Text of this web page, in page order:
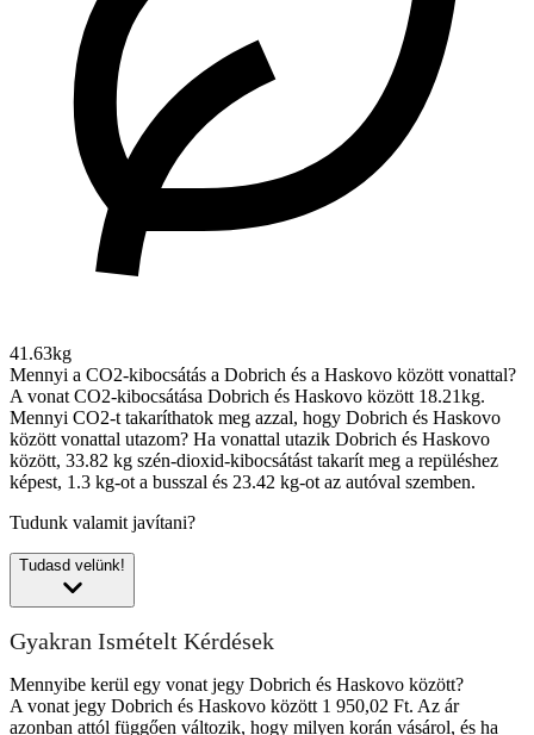
41.63kg
Mennyi a CO2-kibocsátás a Dobrich és a Haskovo között vonattal?
A vonat CO2-kibocsátása Dobrich és Haskovo között 18.21kg.
Mennyi CO2-t takaríthatok meg azzal, hogy Dobrich és Haskovo
között vonattal utazom? Ha vonattal utazik Dobrich és Haskovo
között, 33.82 kg szén-dioxid-kibocsátást takarít meg a repüléshez
képest, 1.3 kg-ot a busszal és 23.42 kg-ot az autóval szemben.
Tudunk valamit javítani?
Tudasd velünk!
Gyakran Ismételt Kérdések
Mennyibe kerül egy vonat jegy Dobrich és Haskovo között?
A vonat jegy Dobrich és Haskovo között 1 950,02 Ft. Az ár
azonban attól függően változik, hogy milyen korán vásárol, és ha